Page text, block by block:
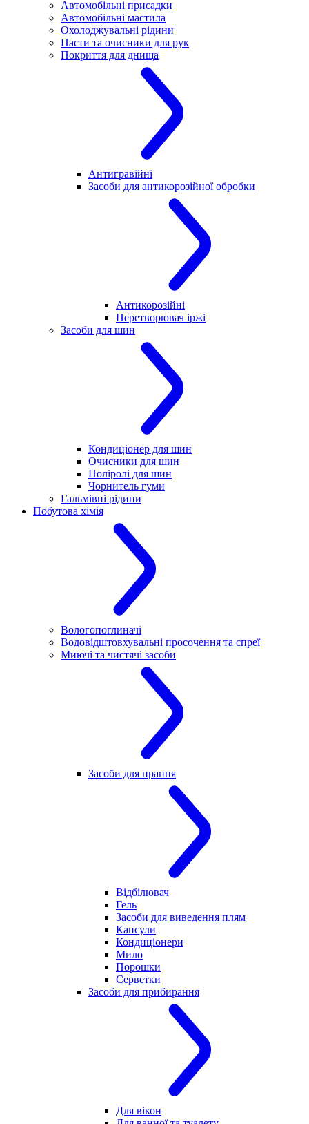
Автомобільні присадки
Автомобільні мастила
Охолоджувальні рідини
Пасти та очисники для рук
Покриття для днища
Антигравійні
Засоби для антикорозійної обробки
Антикорозійні
Перетворювач іржі
Засоби для шин
Кондиціонер для шин
Очисники для шин
Поліролі для шин
Чорнитель гуми
Гальмівні рідини
Побутова хімія
Вологопоглиначі
Водовідштовхувальні просочення та спреї
Миючі та чистячі засоби
Засоби для прання
Відбілювач
Гель
Засоби для виведення плям
Капсули
Кондиціонери
Мило
Порошки
Серветки
Засоби для прибирання
Для вікон